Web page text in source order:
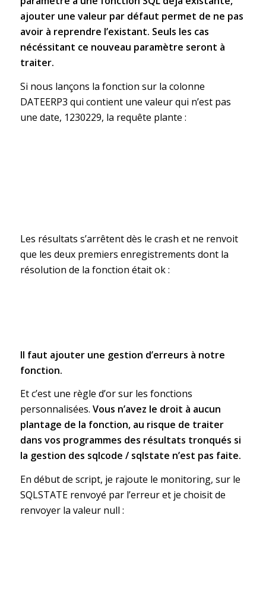
ajouter une valeur par défaut permet de ne pas
avoir à reprendre l’existant. Seuls les cas
nécéssitant ce nouveau paramètre seront à
traiter.
Si nous lançons la fonction sur la colonne
DATEERP3 qui contient une valeur qui n’est pas
une date, 1230229, la requête plante :
Les résultats s’arrêtent dès le crash et ne renvoit
que les deux premiers enregistrements dont la
résolution de la fonction était ok :
Il faut ajouter une gestion d’erreurs à notre
fonction.
Et c’est une règle d’or sur les fonctions
personnalisées. Vous n’avez le droit à aucun
plantage de la fonction, au risque de traiter
dans vos programmes des résultats tronqués si
la gestion des sqlcode / sqlstate n’est pas faite.
En début de script, je rajoute le monitoring, sur le
SQLSTATE renvoyé par l’erreur et je choisit de
renvoyer la valeur null :